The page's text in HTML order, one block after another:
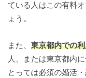
ている人はこの有料
ょう。
また、東京都内での
人、または東京都内
とっては必須の婚活